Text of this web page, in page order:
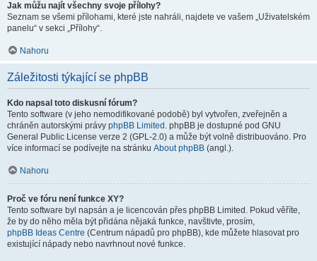
Jak můžu najít všechny svoje přílohy?
Seznam se všemi přílohami, které jste nahráli, najdete ve vašem „Uživatelském
panelu“ v sekci „Přílohy“.
Nahoru
Záležitosti týkající se phpBB
Kdo napsal toto diskusní fórum?
Tento software (v jeho nemodifikované podobě) byl vytvořen, zveřejněn a
chráněn autorskými právy phpBB Limited . phpBB je dostupné pod GNU
General Public License verze 2 (GPL-2.0) a může být volně distribuováno. Pro
více informací se podívejte na stránku About phpBB (angl.).
Nahoru
Proč ve fóru není funkce XY?
Tento software byl napsán a je licencován přes phpBB Limited. Pokud věříte,
že by do něho měla být přidána nějaká funkce, navštivte, prosím,
phpBB Ideas Centre (Centrum nápadů pro phpBB), kde můžete hlasovat pro
existující nápady nebo navrhnout nové funkce.